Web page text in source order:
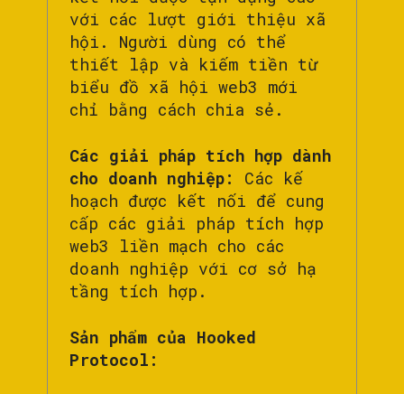
với các lượt giới thiệu xã
hội. Người dùng có thể
thiết lập và kiếm tiền từ
biểu đồ xã hội web3 mới
chỉ bằng cách chia sẻ.
Các giải pháp tích hợp dành
cho doanh nghiệp:
Các kế
hoạch được kết nối để cung
cấp các giải pháp tích hợp
web3 liền mạch cho các
doanh nghiệp với cơ sở hạ
tầng tích hợp.
Sản phẩm của Hooked
Protocol: